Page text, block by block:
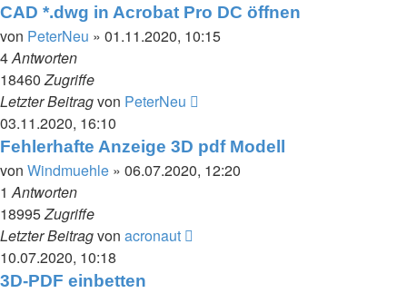
CAD *.dwg in Acrobat Pro DC öffnen
von PeterNeu » 01.11.2020, 10:15
4Antworten
18460Zugriffe
Letzter Beitragvon PeterNeu
03.11.2020, 16:10
Fehlerhafte Anzeige 3D pdf Modell
von Windmuehle » 06.07.2020, 12:20
1Antworten
18995Zugriffe
Letzter Beitragvon acronaut
10.07.2020, 10:18
3D-PDF einbetten